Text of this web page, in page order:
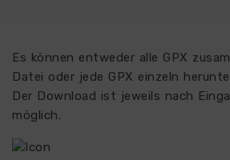
Es können entweder alle GPX
Datei oder jede GPX einzeln
Der Download ist jeweils nach
möglich.